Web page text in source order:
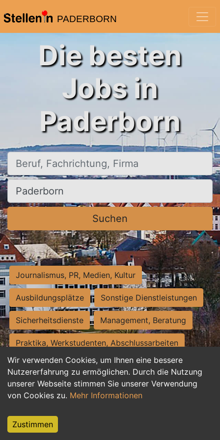
PADERBORN
Wir verwenden Cookies, um Ihnen eine bessere
Nutzererfahrung zu ermöglichen. Durch die Nutzung
unserer Webseite stimmen Sie unserer Verwendung
von Cookies zu. Mehr Informationen
Zustimmen
Die besten
Jobs in
Paderborn
Beruf, Fachrichtung, Firma
Ort, Stadt
Suchen
Journalismus, PR, Medien, Kultur
Ausbildungsplätze Sonstige Dienstleistungen
Sicherheitsdienste Management, Beratung
Praktika, Werkstudenten, Abschlussarbeiten
Personalwesen Assistenz, Sekretariat
Hilfskräfte, Aushilfs- und Nebenjobs
Weiterbildung, Studium, duale Ausbildung